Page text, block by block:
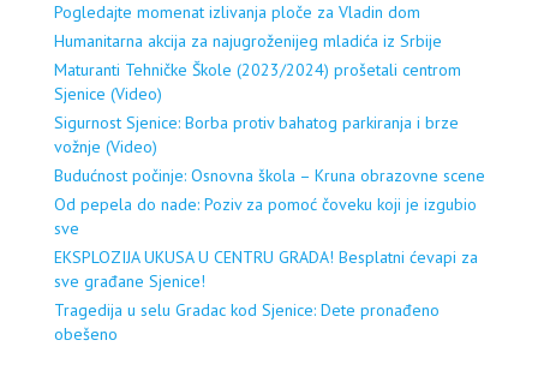
Pogledajte momenat izlivanja ploče za Vladin dom
Humanitarna akcija za najugroženijeg mladića iz Srbije
Maturanti Tehničke Škole (2023/2024) prošetali centrom
Sjenice (Video)
Sigurnost Sjenice: Borba protiv bahatog parkiranja i brze
vožnje (Video)
Budućnost počinje: Osnovna škola – Kruna obrazovne scene
Od pepela do nade: Poziv za pomoć čoveku koji je izgubio
sve
EKSPLOZIJA UKUSA U CENTRU GRADA! Besplatni ćevapi za
sve građane Sjenice!
Tragedija u selu Gradac kod Sjenice: Dete pronađeno
obešeno